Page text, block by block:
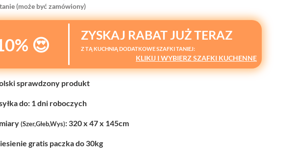
(może być zamówiony)
😍 ZYSKAJ RABAT JUŻ TERAZ
Z TĄ KUCHNIĄ DODATKOWE SZAFKI TANIEJ:
KLIKIJ I WYBIERZ SZAFKI KUCHENNE
sprawdzony produkt
do: 1 dni roboczych
(Szer,Głeb,Wys): 320 x 47 x 145cm
gratis paczka do 30kg